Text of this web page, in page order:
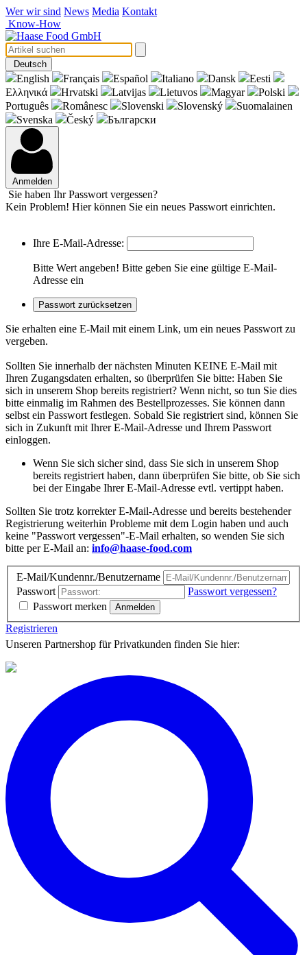
Wer wir sind News Media Kontakt
Know-How
Deutsch
English Français Español Italiano Dansk
Eesti
Eλληνικά
Hrvatski Latvijas Lietuvos Magyar
Polski
Português
Românesc Slovenski Slovenský
Suomalainen
Svenska
Český Български
Anmelden
Sie haben Ihr Passwort vergessen?
Kein Problem! Hier können Sie ein neues Passwort einrichten.
Ihre E-Mail-Adresse:
Bitte Wert angeben! Bitte geben Sie eine gültige E-Mail-
Adresse ein
Passwort zurücksetzen
Sie erhalten eine E-Mail mit einem Link, um ein neues Passwort zu
vergeben.
Sollten Sie innerhalb der nächsten Minuten KEINE E-Mail mit
Ihren Zugangsdaten erhalten, so überprüfen Sie bitte: Haben Sie
sich in unserem Shop bereits registriert? Wenn nicht, so tun Sie dies
bitte einmalig im Rahmen des Bestellprozesses. Sie können dann
selbst ein Passwort festlegen. Sobald Sie registriert sind, können Sie
sich in Zukunft mit Ihrer E-Mail-Adresse und Ihrem Passwort
einloggen.
Wenn Sie sich sicher sind, dass Sie sich in unserem Shop
bereits registriert haben, dann überprüfen Sie bitte, ob Sie sich
bei der Eingabe Ihrer E-Mail-Adresse evtl. vertippt haben.
Sollten Sie trotz korrekter E-Mail-Adresse und bereits bestehender
Registrierung weiterhin Probleme mit dem Login haben und auch
keine "Passwort vergessen"-E-Mail erhalten, so wenden Sie sich
bitte per E-Mail an: info@haase-food.com
E-Mail/Kundennr./Benutzername
Passwort
Passwort vergessen?
Passwort merken
Anmelden
Registrieren
Unseren Partnershop für Privatkunden finden Sie hier: